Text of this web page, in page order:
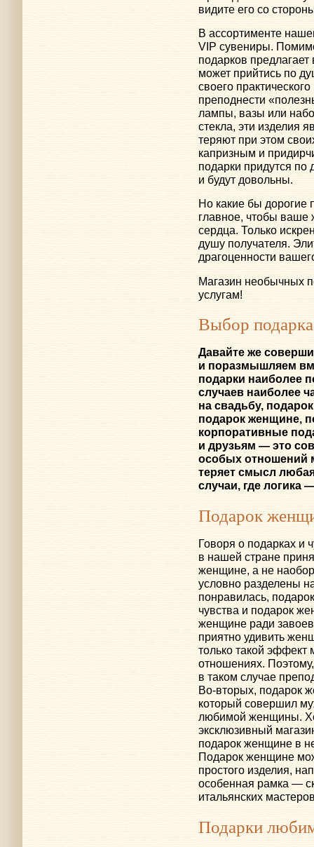
видите его со
В ассортименте
VIP сувениры.
подарков
может прийтись по
своего
преподнести
лампы, вазы или
стекла, эти изделия
теряют при этом
капризным и
подарки придутся
и будут довольны.
Но какие бы
главное, чтобы ваше
сердца. Только
душу получателя.
драгоценности
Магазин необычных
услугам!
Выбор
Давайте же
и поразмышляем
подарки наиболее
случаев наиболее
на свадьбу,
подарок женщине,
корпоративные
и друзьям — это
особых отношений
теряет смысл
случаи, где логика
Подарок
Говоря о подарках и
в нашей стране
женщине, а не
условно разделены
понравилась,
чувства и подарок
женщине ради
приятно удивить
только такой эффект
отношениях.
в таком случае
Во-вторых, подарок
который совершил
любимой женщины.
эксклюзивный
подарок женщине в
Подарок женщине
простого изделия,
особенная рамка —
итальянских
Подарки